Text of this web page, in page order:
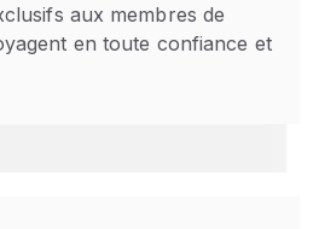
aux membres de
en toute confiance et